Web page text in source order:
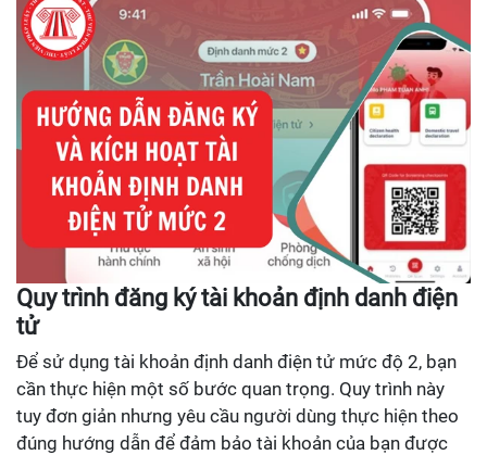
Quy trình đăng ký tài khoản định danh điện
tử
Để sử dụng tài khoản định danh điện tử mức độ 2, bạn
cần thực hiện một số bước quan trọng. Quy trình này
tuy đơn giản nhưng yêu cầu người dùng thực hiện theo
đúng hướng dẫn để đảm bảo tài khoản của bạn được